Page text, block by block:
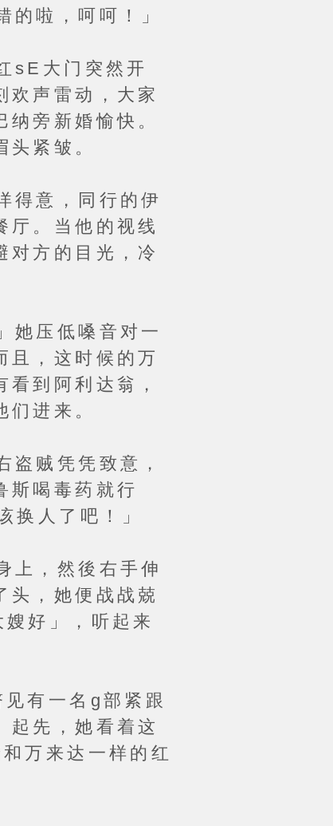
啦，呵呵！」
大门突然开
欢声雷动，大家
旁新婚愉快。
紧皱。
意，同行的伊
厅。当他的视线
对方的目光，冷
压低嗓音对一
且，这时候的万
到阿利达翁，
进来。
贼凭凭致意，
斯喝毒药就行
换人了吧！」
，然後右手伸
头，她便战战兢
好」，听起来
有一名g部紧跟
起先，她看着这
万来达一样的红